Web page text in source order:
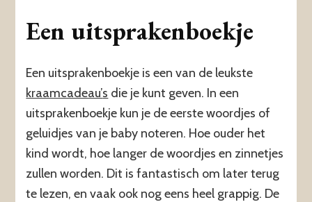
Een uitsprakenboekje
Een uitsprakenboekje is een van de leukste
kraamcadeau’s die je kunt geven. In een
uitsprakenboekje kun je de eerste woordjes of
geluidjes van je baby noteren. Hoe ouder het
kind wordt, hoe langer de woordjes en zinnetjes
zullen worden. Dit is fantastisch om later terug
te lezen, en vaak ook nog eens heel grappig. De